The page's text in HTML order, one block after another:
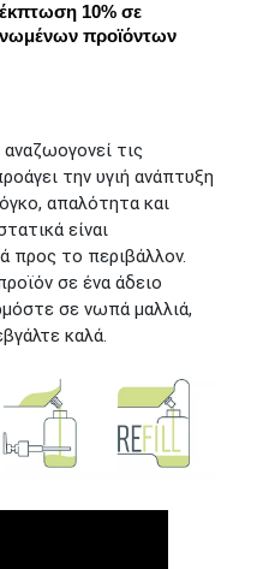
10% σε
προϊόντων
τις
την υγιή ανάπτυξη
απαλότητα και
είναι
προς το περιβάλλον.
σε ένα άδειο
σε νωπά μαλλιά,
καλά.